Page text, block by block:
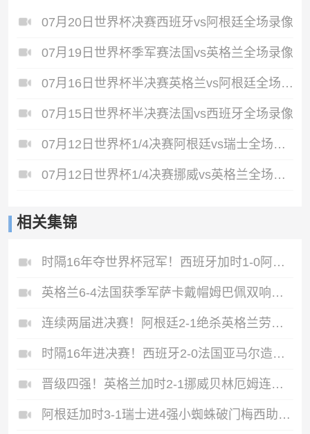
07月20日世界杯决赛西班牙vs阿根廷全场录像
07月19日世界杯季军赛法国vs英格兰全场录像
07月16日世界杯半决赛英格兰vs阿根廷全场录像
07月15日世界杯半决赛法国vs西班牙全场录像
07月12日世界杯1/4决赛阿根廷vs瑞士全场录像
07月12日世界杯1/4决赛挪威vs英格兰全场录像
相关集锦
时隔16年夺世界杯冠军！西班牙加时1-0阿根廷费兰制胜恩佐染红
英格兰6-4法国获季军萨卡戴帽姆巴佩双响创纪录奥利塞2助+失良机
连续两届进决赛！阿根廷2-1绝杀英格兰劳塔罗恩佐破门梅西两助攻
时隔16年进决赛！西班牙2-0法国亚马尔造点奥亚萨瓦尔、波罗破门
晋级四强！英格兰加时2-1挪威贝林厄姆连场双响谢尔德鲁普破门
阿根廷加时3-1瑞士进4强小蜘蛛破门梅西助攻麦卡恩博洛假摔染红